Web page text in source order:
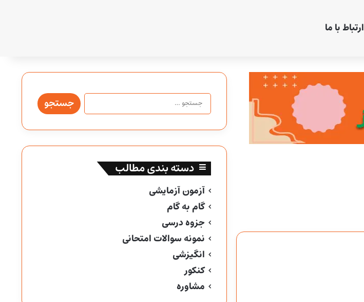
ارتباط با ما
جستجو
برای:
دسته بندی مطالب
آزمون آزمایشی
گام به گام
جزوه درسی
نمونه سوالات امتحانی
انگیزشی
کنکور
مشاوره